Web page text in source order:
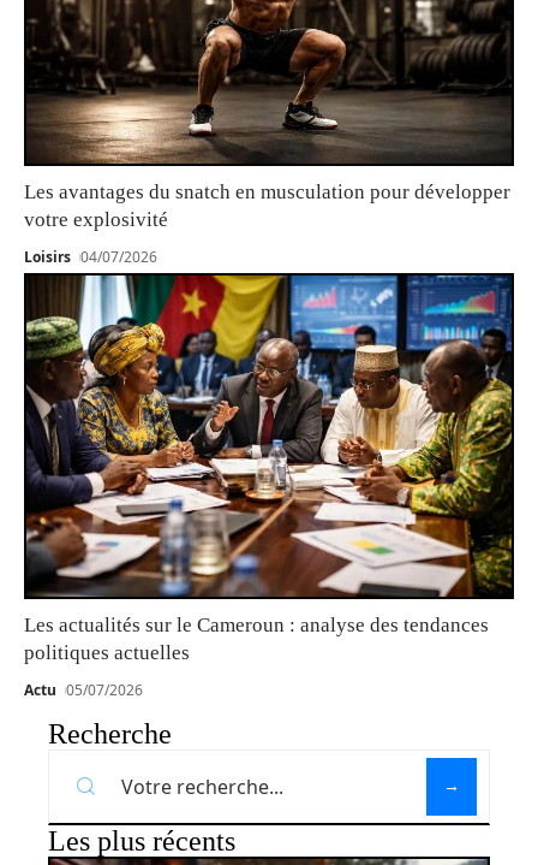
Les avantages du snatch en musculation pour développer
votre explosivité
Loisirs 04/07/2026
Les actualités sur le Cameroun : analyse des tendances
politiques actuelles
Actu 05/07/2026
Recherche
Les plus récents